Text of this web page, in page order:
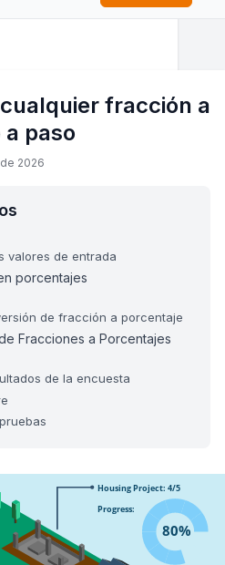
fracción a
paso
2026
valores de entrada
porcentajes
de fracción a porcentaje
Fracciones a Porcentajes
de la encuesta